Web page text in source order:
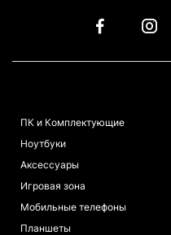
ПК и Комплектующие
Ноутбуки
Аксессуары
Игровая зона
Мобильные телефоны
Планшеты